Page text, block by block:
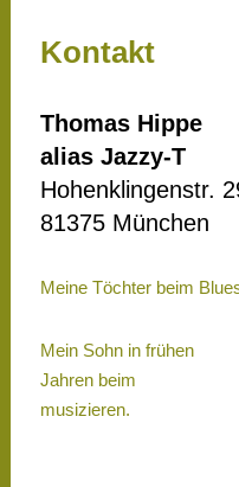
Kontakt
Thomas Hippe
alias Jazzy-T
Hohenklingenstr.
81375 München
Meine Töchter beim
Mein Sohn in frühen
Jahren beim
musizieren.